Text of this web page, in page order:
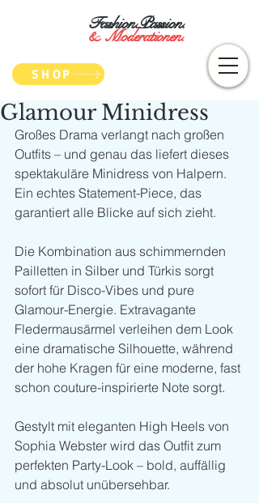
Fashion.Passion.
&Moderationen.
SHOP
Glamour Minidress
Großes Drama verlangt nach großen
Outfits – und genau das liefert dieses
spektakuläre Minidress von Halpern.
Ein echtes Statement-Piece, das
garantiert alle Blicke auf sich zieht.
Die Kombination aus schimmernden
Pailletten in Silber und Türkis sorgt
sofort für Disco-Vibes und pure
Glamour-Energie. Extravagante
Fledermausärmel verleihen dem Look
eine dramatische Silhouette, während
der hohe Kragen für eine moderne, fast
schon couture-inspirierte Note sorgt.
Gestylt mit eleganten High Heels von
Sophia Webster wird das Outfit zum
perfekten Party-Look – bold, auffällig
und absolut unübersehbar.